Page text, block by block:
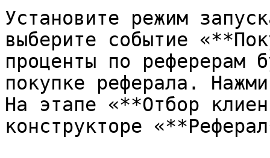
Установите режим
выберите событие
проценты по реферерам
покупке реферала.
На этапе «**Отбор
конструкторе